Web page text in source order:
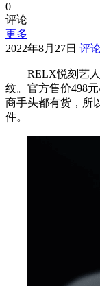
0
评论
更多
2022年8月27日 评
RELX悦刻艺
纹。官方售价498
商手头都有货，所
件。